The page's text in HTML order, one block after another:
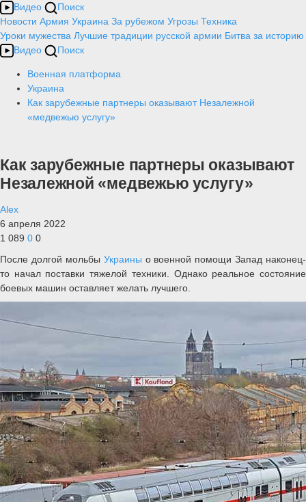
Видео
Поиск
Новости Армия Украина За рубежом Угрозы Техника
Уроки мужества Лучшие традиции русской армии Битва за историю
Видео
Поиск
Военная платформа
Украина
Как зарубежные партнеры оказывают Незалежной
«медвежью услугу»
Как зарубежные партнеры оказывают
Незалежной «медвежью услугу»
Alex
6 апреля 2022
1 089 0 0
После долгой мольбы Украины о военной помощи Запад наконец-
то начал поставки тяжелой техники. Однако реальное состояние
боевых машин оставляет желать лучшего.